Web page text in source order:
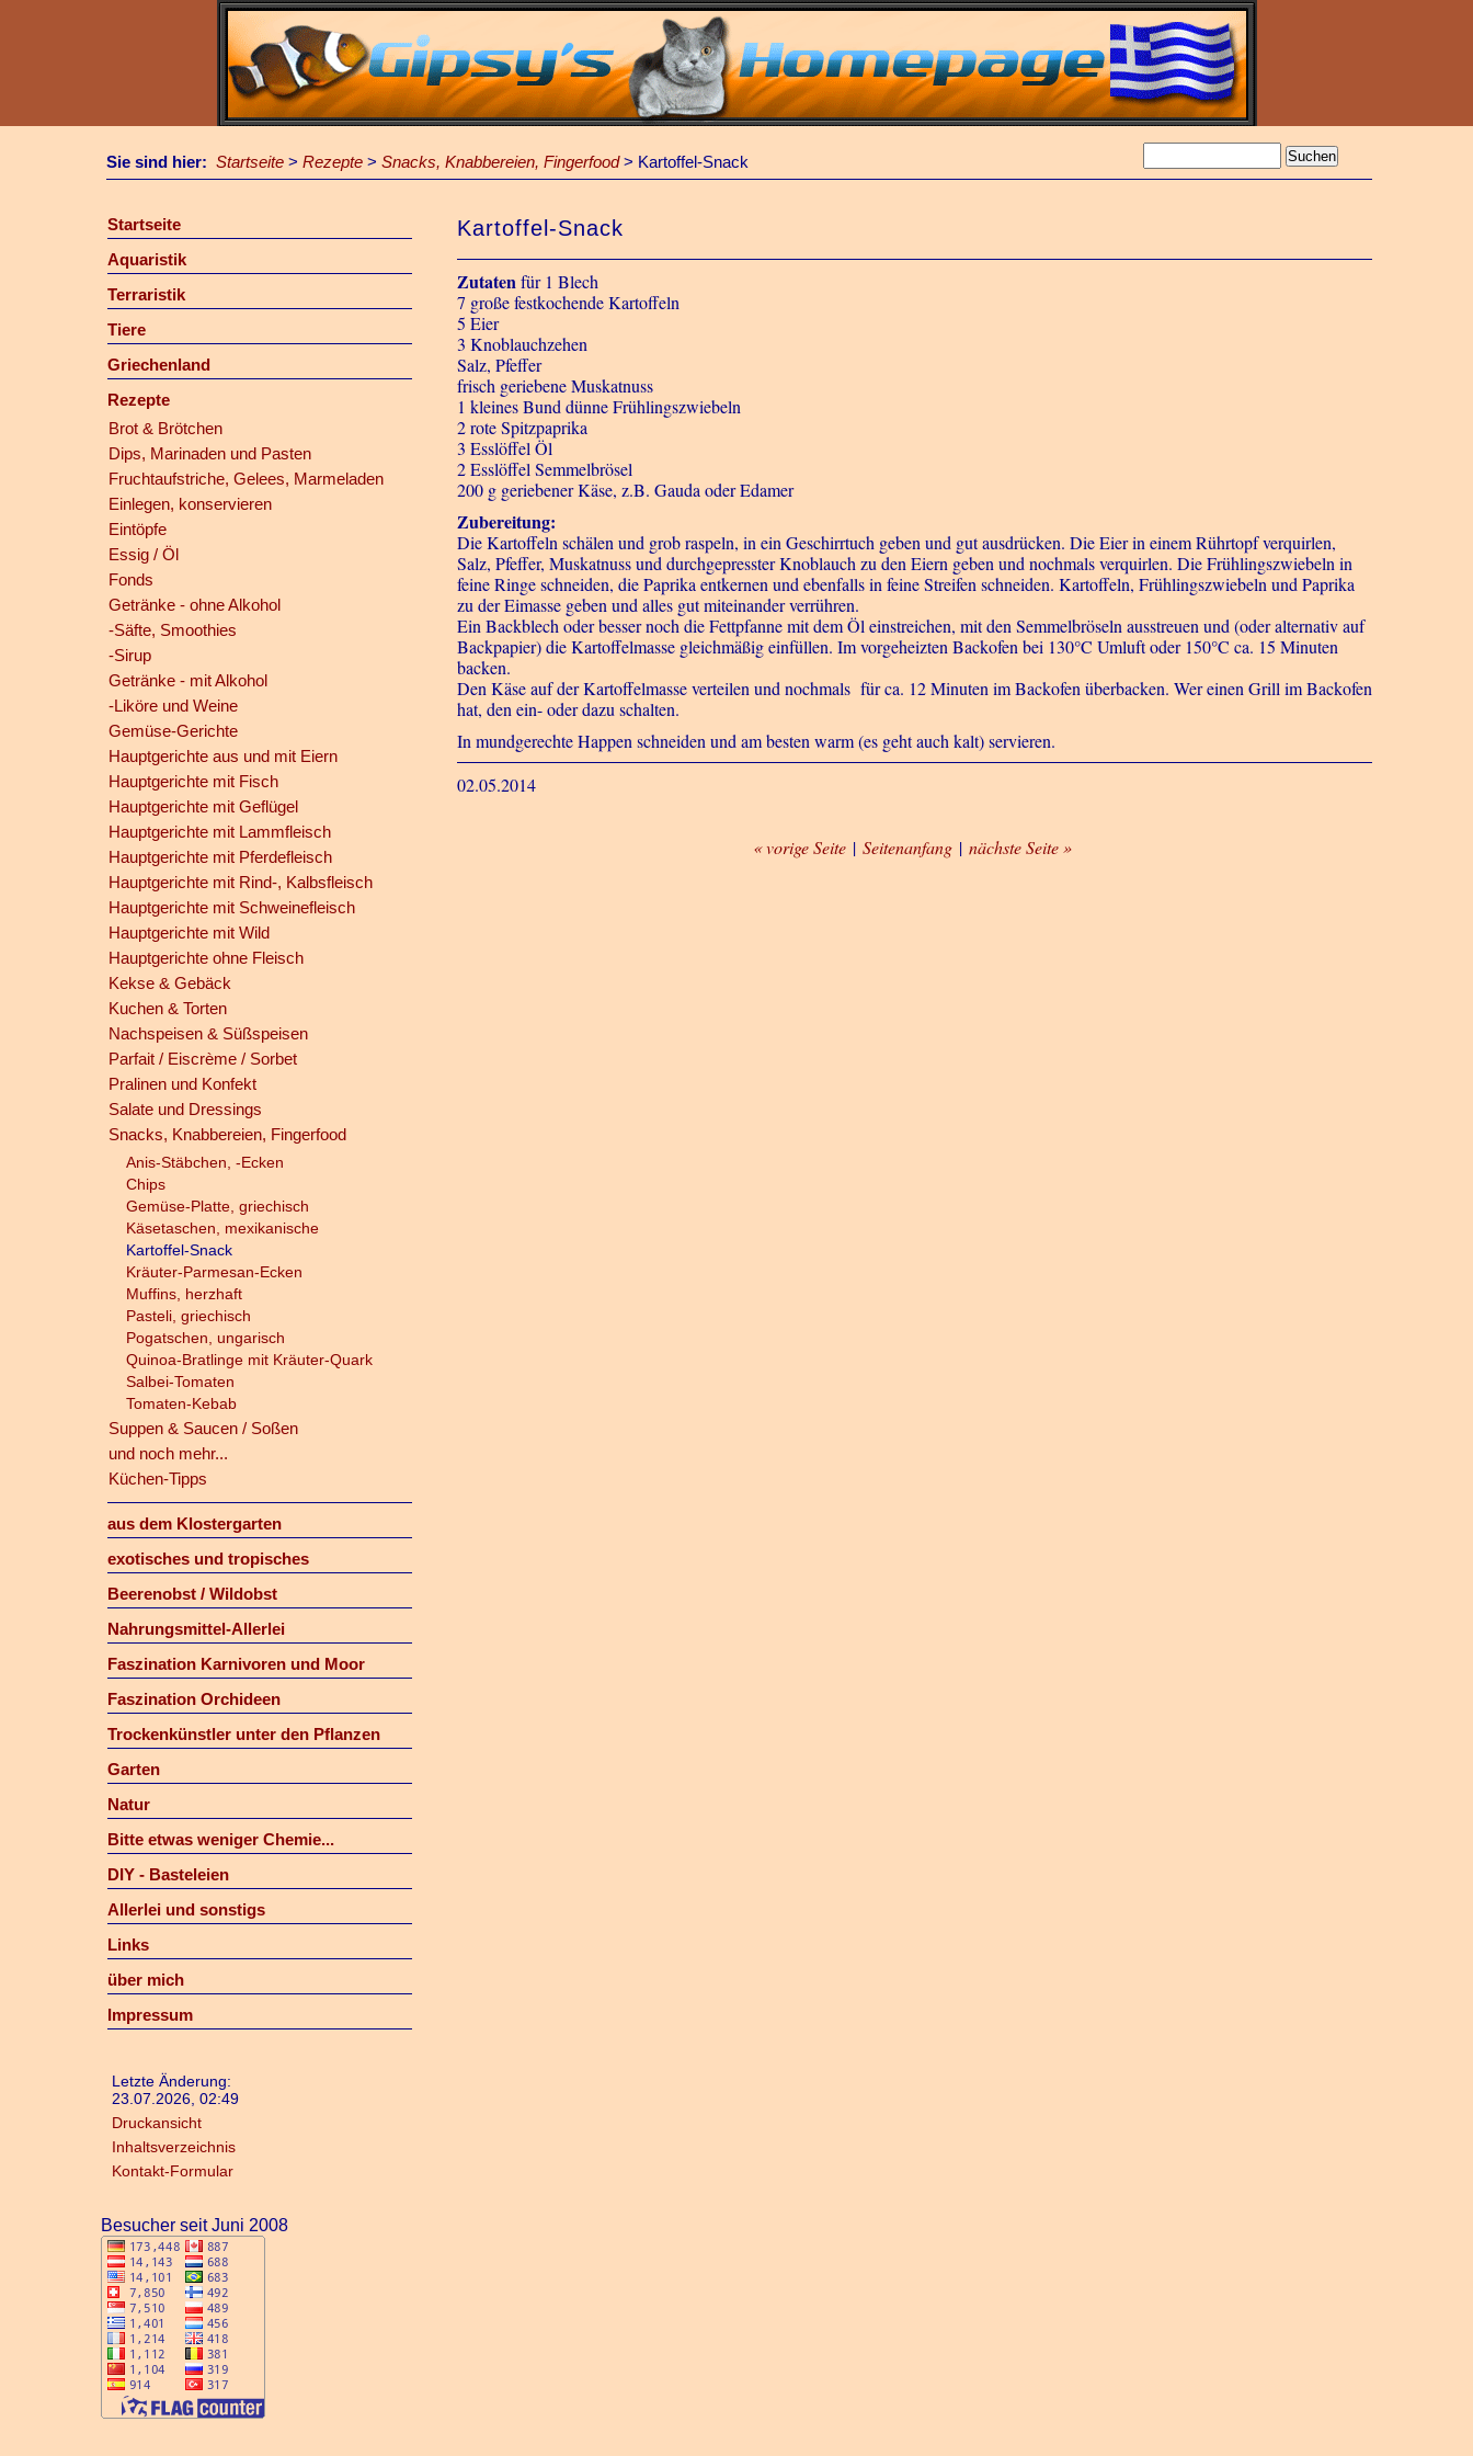
Sie sind hier: Startseite > Rezepte > Snacks, Knabbereien, Fingerfood> Kartoffel-Snack
Startseite
Aquaristik
Terraristik
Tiere
Griechenland
Rezepte
Brot & Brötchen
Dips, Marinaden und Pasten
Fruchtaufstriche, Gelees, Marmeladen
Einlegen, konservieren
Eintöpfe
Essig / Öl
Fonds
Getränke - ohne Alkohol
-Säfte, Smoothies
-Sirup
Getränke - mit Alkohol
-Liköre und Weine
Gemüse-Gerichte
Hauptgerichte aus und mit Eiern
Hauptgerichte mit Fisch
Hauptgerichte mit Geflügel
Hauptgerichte mit Lammfleisch
Hauptgerichte mit Pferdefleisch
Hauptgerichte mit Rind-, Kalbsfleisch
Hauptgerichte mit Schweinefleisch
Hauptgerichte mit Wild
Hauptgerichte ohne Fleisch
Kekse & Gebäck
Kuchen & Torten
Nachspeisen & Süßspeisen
Parfait / Eiscrème / Sorbet
Pralinen und Konfekt
Salate und Dressings
Snacks, Knabbereien, Fingerfood
Anis-Stäbchen, -Ecken
Chips
Gemüse-Platte, griechisch
Käsetaschen, mexikanische
Kartoffel-Snack
Kräuter-Parmesan-Ecken
Muffins, herzhaft
Pasteli, griechisch
Pogatschen, ungarisch
Quinoa-Bratlinge mit Kräuter-Quark
Salbei-Tomaten
Tomaten-Kebab
Suppen & Saucen / Soßen
und noch mehr...
Küchen-Tipps
aus dem Klostergarten
exotisches und tropisches
Beerenobst / Wildobst
Nahrungsmittel-Allerlei
Faszination Karnivoren und Moor
Faszination Orchideen
Trockenkünstler unter den Pflanzen
Garten
Natur
Bitte etwas weniger Chemie...
DIY - Basteleien
Allerlei und sonstigs
Links
über mich
Impressum
Letzte Änderung:
23.07.2026, 02:49
Druckansicht
Inhaltsverzeichnis
Kontakt-Formular
Besucher seit Juni 2008
Kartoffel-Snack
Zutatenfür 1 Blech
7 große festkochende Kartoffeln
5 Eier
3 Knoblauchzehen
Salz, Pfeffer
frisch geriebene Muskatnuss
1 kleines Bund dünne Frühlingszwiebeln
2 rote Spitzpaprika
3 Esslöffel Öl
2 Esslöffel Semmelbrösel
200 g geriebener Käse, z.B. Gauda oder Edamer
Zubereitung:
Die Kartoffeln schälen und grob raspeln, in ein Geschirrtuch geben und gut ausdrücken. Die Eier in einem Rührtopf verquirlen,
Salz, Pfeffer, Muskatnuss und durchgepresster Knoblauch zu den Eiern geben und nochmals verquirlen. Die Frühlingszwiebeln in
feine Ringe schneiden, die Paprika entkernen und ebenfalls in feine Streifen schneiden. Kartoffeln, Frühlingszwiebeln und Paprika
zu der Eimasse geben und alles gut miteinander verrühren.
Ein Backblech oder besser noch die Fettpfanne mit dem Öl einstreichen, mit den Semmelbröseln ausstreuen und (oder alternativ auf
Backpapier) die Kartoffelmasse gleichmäßig einfüllen. Im vorgeheizten Backofen bei 130°C Umluft oder 150°C ca. 15 Minuten
backen.
Den Käse auf der Kartoffelmasse verteilen und nochmals für ca. 12 Minuten im Backofen überbacken. Wer einen Grill im Backofen
hat, den ein- oder dazu schalten.
In mundgerechte Happen schneiden und am besten warm (es geht auch kalt) servieren.
02.05.2014
« vorige Seite | Seitenanfang | nächste Seite »